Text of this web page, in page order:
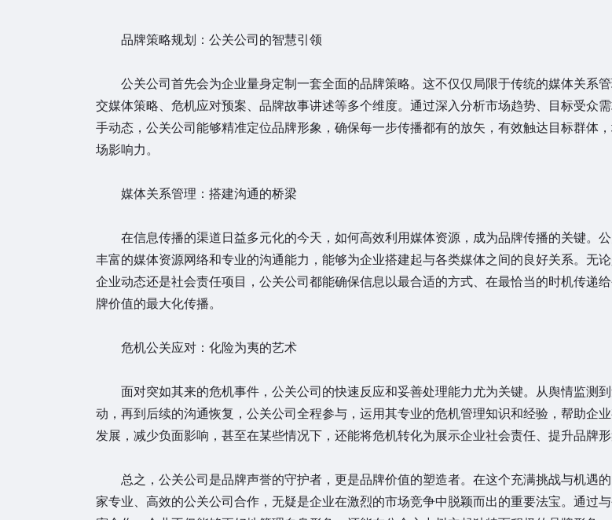
品牌策略规划：公关公司的智慧引领
公关公司首先会为企业量身定制一套全面的品牌策略。这不仅仅局限于传统的媒体关系管
交媒体策略、危机应对预案、品牌故事讲述等多个维度。通过深入分析市场趋势、目标受众
手动态，公关公司能够精准定位品牌形象，确保每一步传播都有的放矢，有效触达目标群体
场影响力。
媒体关系管理：搭建沟通的桥梁
在信息传播的渠道日益多元化的今天，如何高效利用媒体资源，成为品牌传播的关键。
丰富的媒体资源网络和专业的沟通能力，能够为企业搭建起与各类媒体之间的良好关系。无论
企业动态还是社会责任项目，公关公司都能确保信息以最合适的方式、在最恰当的时机传递
牌价值的最大化传播。
危机公关应对：化险为夷的艺术
面对突如其来的危机事件，公关公司的快速反应和妥善处理能力尤为关键。从舆情监测到
动，再到后续的沟通恢复，公关公司全程参与，运用其专业的危机管理知识和经验，帮助企
发展，减少负面影响，甚至在某些情况下，还能将危机转化为展示企业社会责任、提升品牌形
总之，公关公司是品牌声誉的守护者，更是品牌价值的塑造者。在这个充满挑战与机遇的
家专业、高效的公关公司合作，无疑是企业在激烈的市场竞争中脱颖而出的重要法宝。通过